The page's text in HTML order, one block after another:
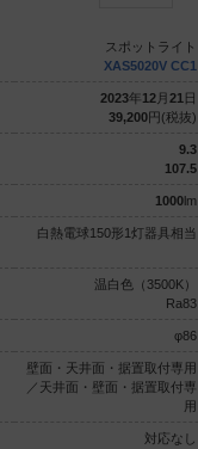
スポットライト
XAS5020V CC1
2023年12月 21 日
39,200円(税抜)
9.3
107.5
1000lm
白熱電球150形1灯器具相当
温白色（3500K）
Ra83
φ86
壁面・天井面・据置取付専用
／天井面・壁面・据置取付専
用
対応なし